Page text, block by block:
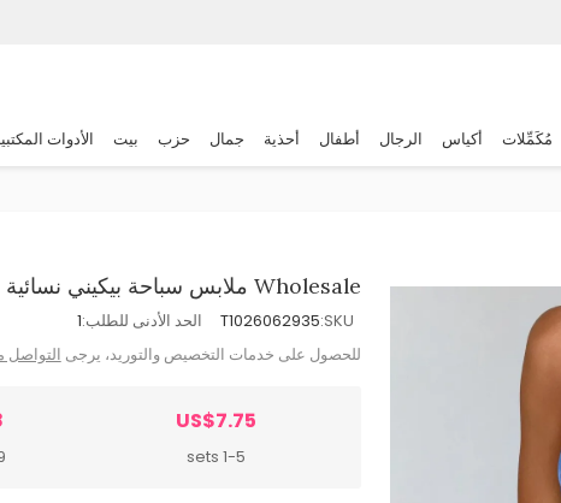
مُكَمِّلات أكياس الرجال أطفال أحذية جمال حزب بيت الأدوات
Wholesale ملابس سباحة بيكيني نسائية أنيقة وجذابة بنقشة منقطة، برباط حول الرقبة
SKU:
T1026062935 الحد الأدنى للطلب:1
للحصول على خدمات التخصيص والتوريد، يرجى التواصل
US$7.75
1-5 sets